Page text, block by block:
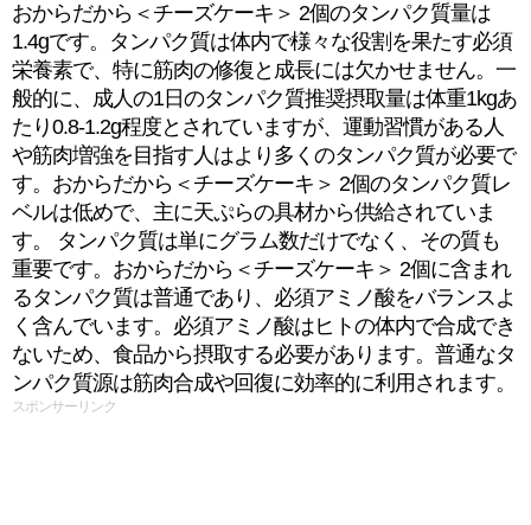
おからだから＜チーズケーキ＞ 2個のタンパク質量は
1.4gです。タンパク質は体内で様々な役割を果たす必須
栄養素で、特に筋肉の修復と成長には欠かせません。一
般的に、成人の1日のタンパク質推奨摂取量は体重1kgあ
たり0.8-1.2g程度とされていますが、運動習慣がある人
や筋肉増強を目指す人はより多くのタンパク質が必要で
す。おからだから＜チーズケーキ＞ 2個のタンパク質レ
ベルは低めで、主に天ぷらの具材から供給されていま
す。 タンパク質は単にグラム数だけでなく、その質も
重要です。おからだから＜チーズケーキ＞ 2個に含まれ
るタンパク質は普通であり、必須アミノ酸をバランスよ
く含んでいます。必須アミノ酸はヒトの体内で合成でき
ないため、食品から摂取する必要があります。普通なタ
ンパク質源は筋肉合成や回復に効率的に利用されます。
スポンサーリンク